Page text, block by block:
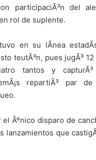
participaciÃ³n del
rol de suplente.
en su lÃ­nea
teutÃ³n, pues jugÃ³
tantos y
repartiÃ³ par
Ãºnico disparo de
lanzamientos que